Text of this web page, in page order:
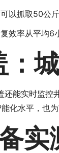
以抓取50公
效率从平均6
能实时监
化水平，也
实